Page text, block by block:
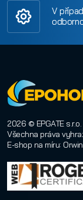
V
2026 © EPGATE s.r.o.
Všechna práva
E-shop na míru: Orwin